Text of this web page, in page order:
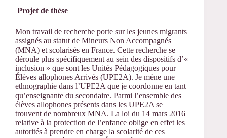
Projet de thèse
Mon travail de recherche porte sur les jeunes migrants
assignés au statut de Mineurs Non Accompagnés
(MNA) et scolarisés en France. Cette recherche se
déroule plus spécifiquement au sein des dispositifs d’«
inclusion » que sont les Unités Pédagogiques pour
Élèves allophones Arrivés (UPE2A). Je mène une
ethnographie dans l’UPE2A que je coordonne en tant
qu’enseignante du secondaire. Parmi l’ensemble des
élèves allophones présents dans les UPE2A se
trouvent de nombreux MNA. La loi du 14 mars 2016
relative à la protection de l’enfance oblige en effet les
autorités à prendre en charge la scolarité de ces